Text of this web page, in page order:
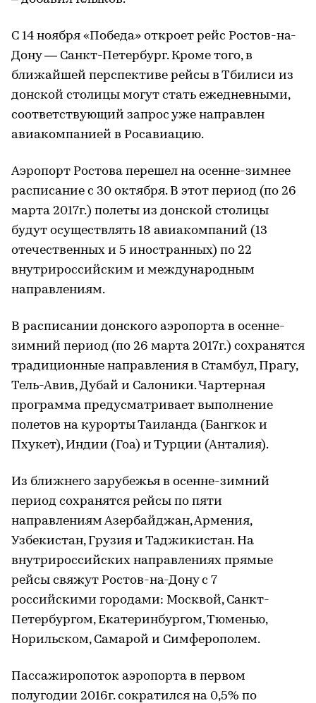
С 14 ноября «Победа» откроет рейс Ростов-на-
Дону — Санкт-Петербург. Кроме того, в
ближайшей перспективе рейсы в Тбилиси из
донской столицы могут стать ежедневными,
соответствующий запрос уже направлен
авиакомпанией в Росавиацию.
Аэропорт Ростова перешел на осенне-зимнее
расписание с 30 октября. В этот период (по 26
марта 2017г.) полеты из донской столицы
будут осуществлять 18 авиакомпаний (13
отечественных и 5 иностранных) по 22
внутрироссийским и международным
направлениям.
В расписании донского аэропорта в осенне-
зимний период (по 26 марта 2017г.) сохранятся
традиционные направления в Стамбул, Прагу,
Тель-Авив, Дубай и Салоники. Чартерная
программа предусматривает выполнение
полетов на курорты Таиланда (Бангкок и
Пхукет), Индии (Гоа) и Турции (Анталия).
Из ближнего зарубежья в осенне-зимний
период сохранятся рейсы по пяти
направлениям Азербайджан, Армения,
Узбекистан, Грузия и Таджикистан. На
внутрироссийских направлениях прямые
рейсы свяжут Ростов-на-Дону с 7
российскими городами: Москвой, Санкт-
Петербургом, Екатеринбургом, Тюменью,
Норильском, Самарой и Симферополем.
Пассажиропоток аэропорта в первом
полугодии 2016г. сократился на 0,5% по